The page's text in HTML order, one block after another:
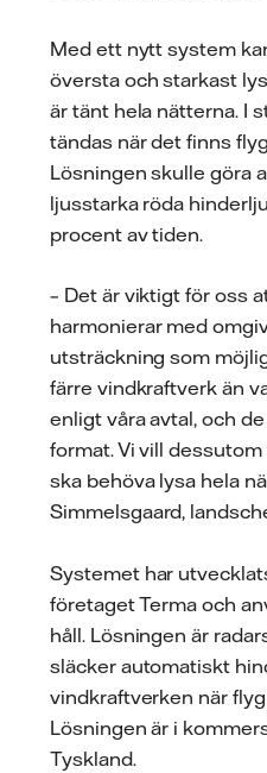
Med ett nytt system
översta och starkast
är tänt hela nätterna. I
tändas när det finns
Lösningen skulle göra
ljusstarka röda
procent av tiden.
– Det är viktigt för oss
harmonierar med
utsträckning som
färre vindkraftverk än
enligt våra avtal, och
format. Vi vill
ska behöva lysa hela
Simmelsgaard,
Systemet har
företaget Terma och
håll. Lösningen är
släcker automatiskt
vindkraftverken när
Lösningen är i
Tyskland.